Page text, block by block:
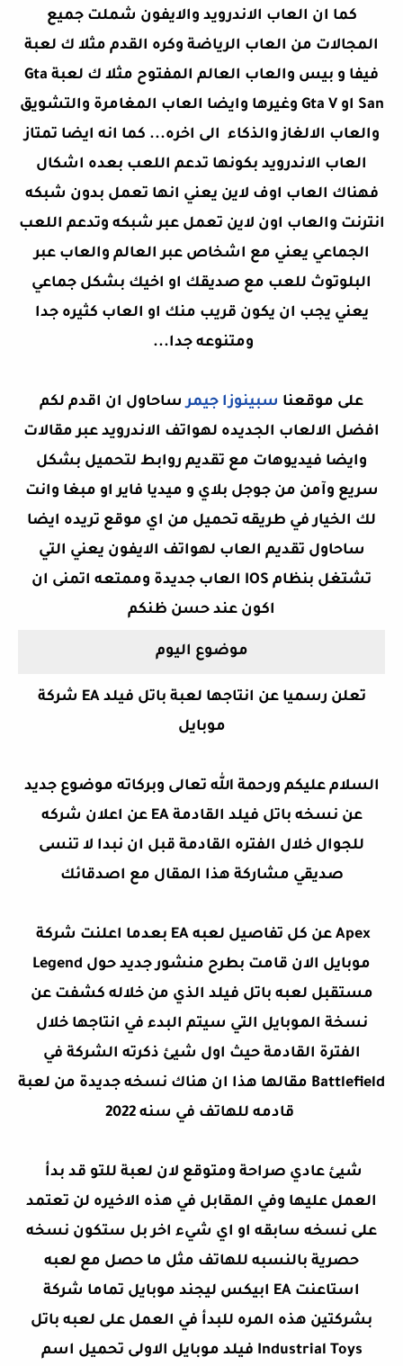
كما ان العاب الاندرويد والايفون شملت جميع
المجالات من العاب الرياضة وكره القدم مثلا ك لعبة
فيفا و بيس والعاب العالم المفتوح مثلا ك لعبة Gta
San او Gta V وغيرها وايضا العاب المغامرة والتشويق
والعاب الالغاز والذكاء الى اخره... كما انه ايضا تمتاز
العاب الاندرويد بكونها تدعم اللعب بعده اشكال
فهناك العاب اوف لاين يعني انها تعمل بدون شبكه
انترنت والعاب اون لاين تعمل عبر شبكه وتدعم اللعب
الجماعي يعني مع اشخاص عبر العالم والعاب عبر
البلوتوث للعب مع صديقك او اخيك بشكل جماعي
يعني يجب ان يكون قريب منك او العاب كثيره جدا
ومتنوعه جدا...
على موقعنا سبينوزا جيمرساحاول ان اقدم لكم
افضل الالعاب الجديده لهواتف الاندرويد عبر مقالات
وايضا فيديوهات مع تقديم روابط لتحميل بشكل
سريع وآمن من جوجل بلاي و ميديا فاير او مبغا وانت
لك الخيار في طريقه تحميل من اي موقع تريده ايضا
ساحاول تقديم العاب لهواتف الايفون يعني التي
تشتغل بنظام IOS العاب جديدة وممتعه اتمنى ان
اكون عند حسن ظنكم
موضوع اليوم
شركة EA تعلن رسميا عن انتاجها لعبة باتل فيلد
موبايل
السلام عليكم ورحمة الله تعالى وبركاته موضوع جديد
عن اعلان شركه EA عن نسخه باتل فيلد القادمة
للجوال خلال الفتره القادمة قبل ان نبدا لا تنسى
صديقي مشاركة هذا المقال مع اصدقائك
Legend موبايل الان قامت بطرح منشور جديد حول
مستقبل لعبه باتل فيلد الذي من خلاله كشفت عن
نسخة الموبايل التي سيتم البدء في انتاجها خلال
الفترة القادمة حيث اول شيئ ذكرته الشركة في
مقالها هذا ان هناك نسخه جديدة من لعبة Battlefield
العمل عليها وفي المقابل في هذه الاخيره لن تعتمد
على نسخه سابقه او اي شيء اخر بل ستكون نسخه
حصرية بالنسبه للهاتف مثل ما حصل مع لعبه
ابيكس ليجند موبايل تماما شركة EA استاعنت
بشركتين هذه المره للبدأ في العمل على لعبه باتل
فيلد موبايل الاولى تحميل اسم Industrial Toys